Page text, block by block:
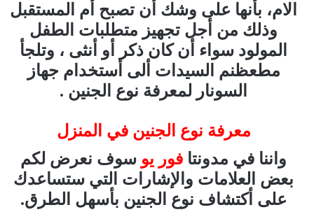
الام، بأنها على وشك أن تصبح أم المستقبل
وذلك من أجل تجهيز متطلبات الطفل
المولود سواء أن كان ذكر أو أنثى ، وتلجأ
مطعظنم السيدات ألى أستخدام جهاز
السونار لمعرفة نوع الجنين .
معرفة نوع الجنين في المنزل
واننا في مدونتا فور يو سوف نعرض لكم
بعض العلامات والإشارات التي ستساعدك
على أكتشاف نوع الجنين بأسهل الطرق.